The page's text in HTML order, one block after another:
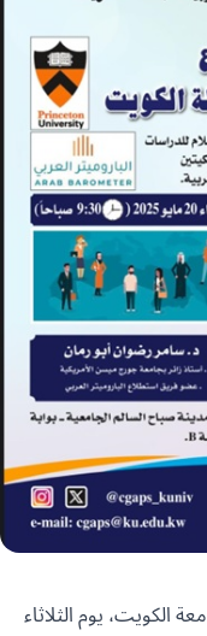
الكويت، يوم الثلاثاء